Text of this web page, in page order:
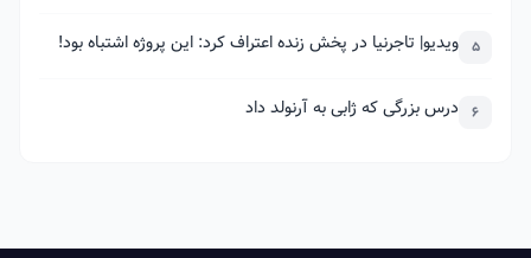
5 ویدیو| تاجرنیا در پخش زنده اعتراف کرد: این پروژه اشتباه بود!
6 درس بزرگی که ژابی به آرنولد داد